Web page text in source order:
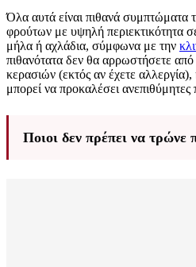
Όλα αυτά είναι πιθανά συμπτώματα
φρούτων με υψηλή περιεκτικότητα
μήλα ή αχλάδια, σύμφωνα με την
πιθανότατα δεν θα αρρωστήσετε
κερασιών (εκτός αν έχετε
μπορεί να προκαλέσει ανεπιθύμητες
Ποιοι δεν πρέπει να τρώνε